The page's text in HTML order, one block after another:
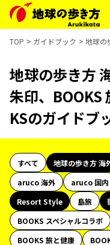
TOP ガイドブック 地球の
地球の歩き方
朱印、BOOKS
KSのガイドブ
すべて 地球の歩き方 海
aruco 海外
aruco 国内
Resort Style
島旅
BOOKS スペシャルコラボ
BOOKS 旅と健康